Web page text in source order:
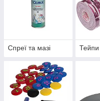
Спреї та мазі Тейпи